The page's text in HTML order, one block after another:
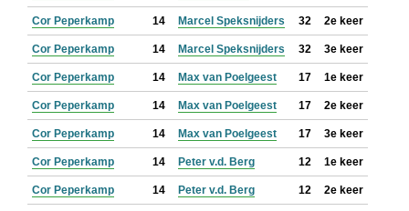
Cor Peperkamp 14 Marcel Speksnijders 32 2e keer
Cor Peperkamp 14 Marcel Speksnijders 32 3e keer
Cor Peperkamp 14 Max van Poelgeest 17 1e keer
Cor Peperkamp 14 Max van Poelgeest 17 2e keer
Cor Peperkamp 14 Max van Poelgeest 17 3e keer
Cor Peperkamp 14 Peter v.d. Berg 12 1e keer
Cor Peperkamp 14 Peter v.d. Berg 12 2e keer